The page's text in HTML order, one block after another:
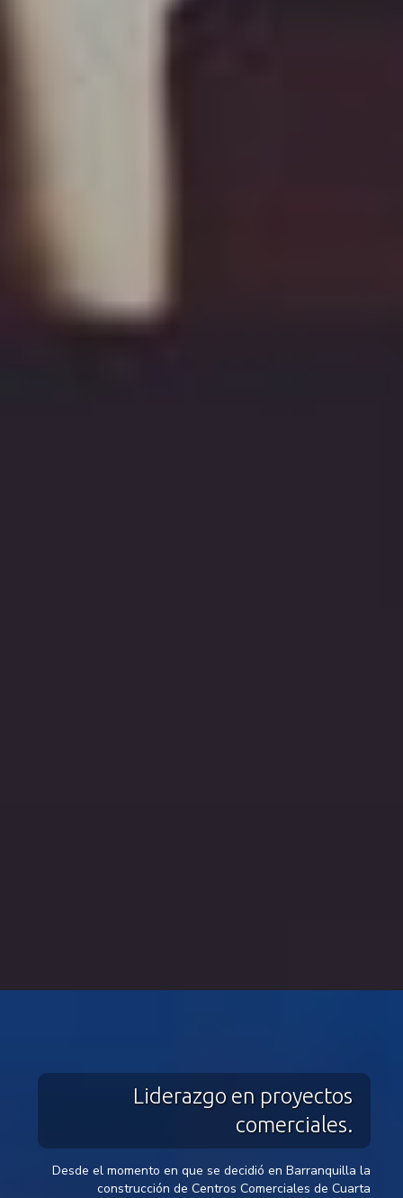
Liderazgo en proyectos
comerciales.
Desde el momento en que se decidió en Barranquilla la
construcción de Centros Comerciales de Cuarta